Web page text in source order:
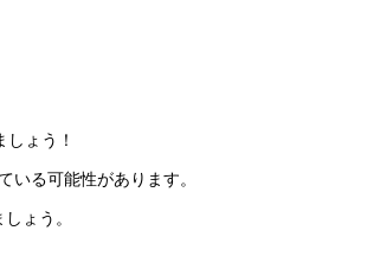
ょう！
る可能性があります。
ょう。